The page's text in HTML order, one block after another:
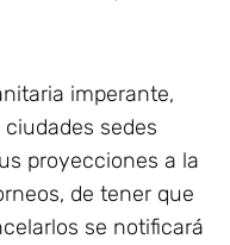
imperante,
sedes
proyecciones a la
de tener que
se notificará